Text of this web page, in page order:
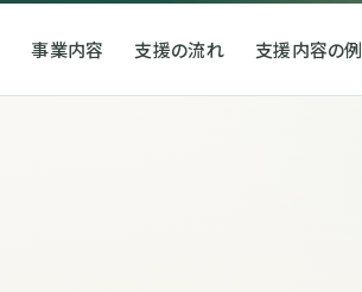
事業内容 支援の流れ 支援内容の例